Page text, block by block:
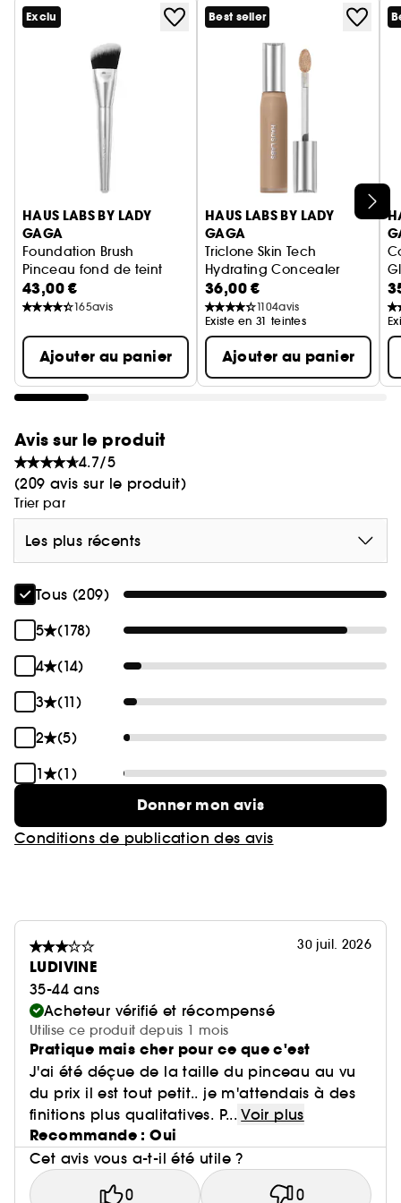
Exclu
HAUS LABS BY LADY
GAGA
Foundation Brush
Pinceau fond de teint
43,00 €
165avis
Ajouter au panier
Best seller
HAUS LABS BY LADY
GAGA
Triclone Skin Tech
Hydrating Concealer
Correcteur à l'arnica
36,00 €
1104avis
Existe en 31 teintes
Ajouter au panier
Avis sur le produit
4.7/5
(209 avis sur le produit)
Trier par
Les plus récents
Tous (209)
5
(178)
4
(14)
3
(11)
2
(5)
1
(1)
Donner mon avis
Conditions de publication des avis
30 juil. 2026
LUDIVINE
35-44 ans
Acheteur vérifié et récompensé
Utilise ce produit depuis 1 mois
Pratique mais cher pour ce que c'est
J'ai été déçue de la taille du pinceau au vu
du prix il est tout petit.. je m'attendais à des
finitions plus qualitatives. P... Voir plus
Recommande : Oui
Cet avis vous a-t-il été utile ?
0 0